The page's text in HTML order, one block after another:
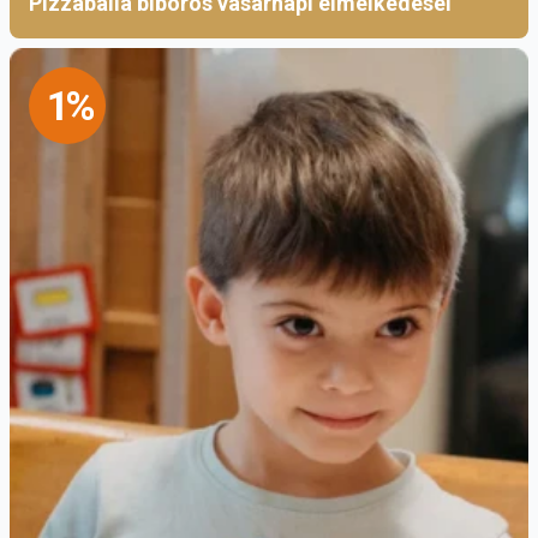
ez már csak egyik külső vetülete annak a belső
szegénységnek, melyben az értünk teljesen
szegénnyé vált Krisztus kiüresedését szeretnénk
követni” – pontosít Ferenc-Mária anya.
Klarisszák Magyarországon
A klarisszák már a középkorban megjelentek
Magyarországon. Első kolostorukat még Szent
Klára életében, 1239-ben Nagyszombatban
Árpád-házi Szent Erzsébet szentté avatásának
emlékére alapították. A legjelentősebb
monostoraik Pozsonyban, Óbudán,
Nagyváradon, Sárospatakon, Kolozsváron
működtek, de a későbbiekben volt házuk a
Budai Várban és Pesten, a mai Szerb utcában
1%